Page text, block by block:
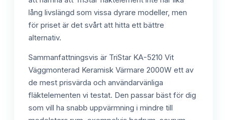
lång livslängd som vissa dyrare modeller, men
för priset är det svårt att hitta ett bättre
alternativ.
Sammanfattningsvis är TriStar KA-5210 Vit
Väggmonterad Keramisk Värmare 2000W ett av
de mest prisvärda och användarvänliga
fläktelementen vi testat. Den passar bäst för dig
som vill ha snabb uppvärmning i mindre till